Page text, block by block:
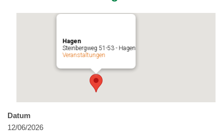
Hagen
Steinbergweg 51-53 - Hagen
Veranstaltungen
Datum
12/06/2026